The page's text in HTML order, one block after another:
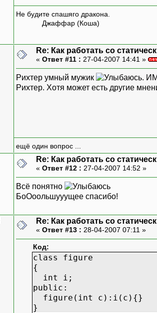
Не будите спашяго дракона.
Джаффар (Коша)
Re: Как работать со
« Ответ #11 : 27-04-2007 14:41 »
Рихтер умный мужик
.
Рихтер. Хотя может есть другие
ещё один вопрос ...
Re: Как работать со
« Ответ #12 : 27-04-2007 14:52 »
Всё понятно
БоОоольшууущее спасибо!
Re: Как работать со
« Ответ #13 : 28-04-2007 07:11 »
Код:
class figure
{
int i;
public:
figure(int c):i(c){}
}